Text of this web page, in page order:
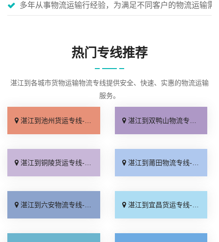
多年从事物流运输行经验，为满足不同客户的物流运输
热门专线推荐
湛江到各城市货物运输物流专线提供安全、快速、实惠的物流运输
服务。
湛江到池州货运专线-湛江到池州货运公司 湛江到双鸭山物流专线-湛江到双鸭山物流公司
湛江到铜陵货运专线-湛江到铜陵货运公司 湛江到莆田物流专线-湛江到莆田物流公司
湛江到六安物流专线-湛江到六安物流公司 湛江到宜昌货运专线-湛江到宜昌货运公司